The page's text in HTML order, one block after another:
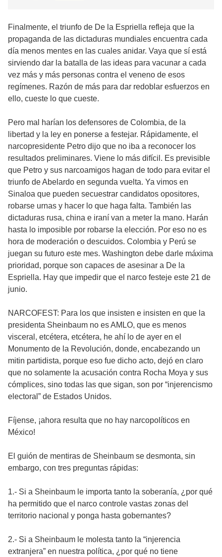
Finalmente, el triunfo de De la Espriella refleja que la
propaganda de las dictaduras mundiales encuentra cada
día menos mentes en las cuales anidar. Vaya que sí está
sirviendo dar la batalla de las ideas para vacunar a cada
vez más y más personas contra el veneno de esos
regímenes. Razón de más para dar redoblar esfuerzos en
ello, cueste lo que cueste.
Pero mal harían los defensores de Colombia, de la
libertad y la ley en ponerse a festejar. Rápidamente, el
narcopresidente Petro dijo que no iba a reconocer los
resultados preliminares. Viene lo más difícil. Es previsible
que Petro y sus narcoamigos hagan de todo para evitar el
triunfo de Abelardo en segunda vuelta. Ya vimos en
Sinaloa que pueden secuestrar candidatos opositores,
robarse urnas y hacer lo que haga falta. También las
dictaduras rusa, china e iraní van a meter la mano. Harán
hasta lo imposible por robarse la elección. Por eso no es
hora de moderación o descuidos. Colombia y Perú se
juegan su futuro este mes. Washington debe darle máxima
prioridad, porque son capaces de asesinar a De la
Espriella. Hay que impedir que el narco festeje este 21 de
junio.
NARCOFEST: Para los que insisten e insisten en que la
presidenta Sheinbaum no es AMLO, que es menos
visceral, etcétera, etcétera, he ahí lo de ayer en el
Monumento de la Revolución, donde, encabezando un
mitin partidista, porque eso fue dicho acto, dejó en claro
que no solamente la acusación contra Rocha Moya y sus
cómplices, sino todas las que sigan, son por “injerencismo
electoral” de Estados Unidos.
Fíjense, ¡ahora resulta que no hay narcopolíticos en
México!
El guión de mentiras de Sheinbaum se desmonta, sin
embargo, con tres preguntas rápidas:
1.- Si a Sheinbaum le importa tanto la soberanía, ¿por qué
ha permitido que el narco controle vastas zonas del
territorio nacional y ponga hasta gobernantes?
2.- Si a Sheinbaum le molesta tanto la “injerencia
extranjera” en nuestra política, ¿por qué no tiene